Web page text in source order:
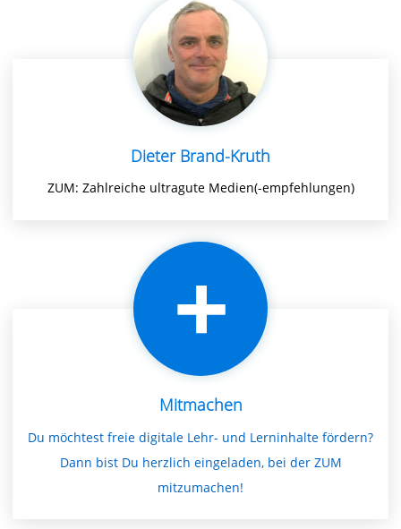
Dieter Brand-Kruth
ZUM: Zahlreiche ultragute Medien(-empfehlungen)
Mitmachen
Du möchtest freie digitale Lehr- und Lerninhalte fördern?
Dann bist Du herzlich eingeladen, bei der ZUM
mitzumachen!